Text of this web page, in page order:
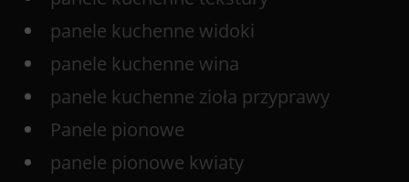
panele kuchenne widoki
panele kuchenne wina
panele kuchenne zioła przyprawy
Panele pionowe
panele pionowe kwiaty